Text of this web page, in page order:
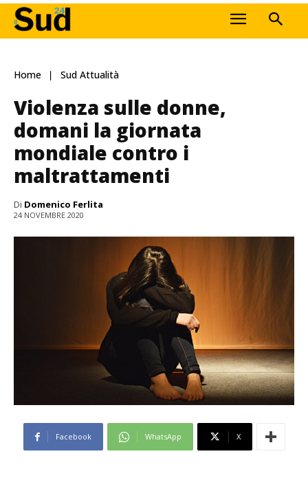
Home Sud Attualità
Violenza sulle donne,
domani la giornata
mondiale contro i
maltrattamenti
Di Domenico Ferlita
24 NOVEMBRE 2020
Facebook WhatsApp X